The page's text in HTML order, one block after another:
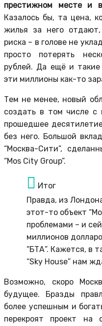
престижном месте и
Казалось бы, та цена,
жилья за него
риска – в голове не
просто потерять
рублей. Да ещё и
эти миллионы как-то
Тем не менее, новый
создать в том числе с
прошедшее
без него. Большой
“Москва-Сити”,
“Mos City Group”.
Итог
Правда, из
этот-то объект
проблемами – и
миллионов
“БТА”. Кажется, в
“Sky House” нам
Возможно, скоро
будущее. Бразды
более успешным и
перекроят проект на